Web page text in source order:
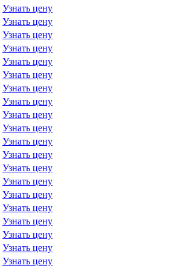
Узнать цену
Узнать цену
Узнать цену
Узнать цену
Узнать цену
Узнать цену
Узнать цену
Узнать цену
Узнать цену
Узнать цену
Узнать цену
Узнать цену
Узнать цену
Узнать цену
Узнать цену
Узнать цену
Узнать цену
Узнать цену
Узнать цену
Узнать цену